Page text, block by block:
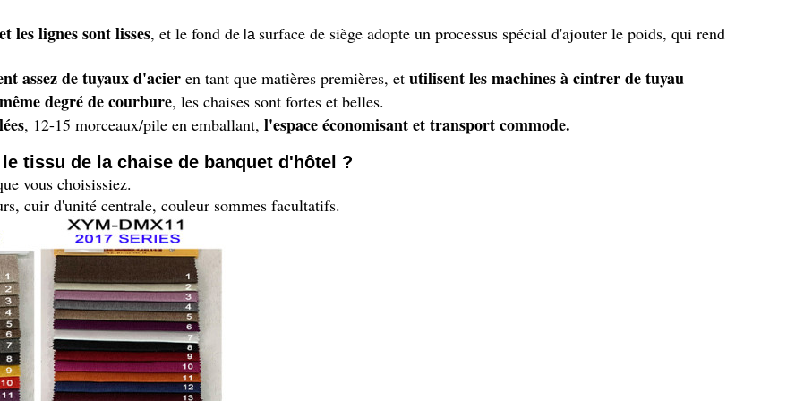
les lignes sont lisses, et le fond de la surface de siège adopte un processus spécial d'ajouter le poids, qui rend
assez de tuyaux d'acier en tant que matières premières, et utilisent les machines à cintrer de tuyau
degré de courbure, les chaises sont fortes et belles.
, 12-15 morceaux/pile en emballant, l'espace économisant et transport commode.
tissu de la chaise de banquet d'hôtel ?
vous choisissiez.
cuir d'unité centrale, couleur sommes facultatifs.